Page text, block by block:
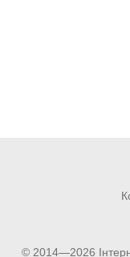
© 2014—2026